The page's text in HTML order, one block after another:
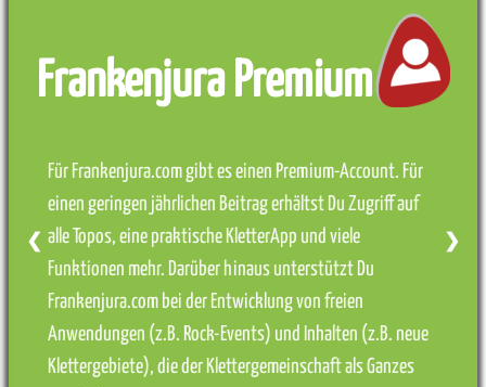
Frankenjura Premium
Für Frankenjura.com gibt es einen Premium-Account. Für
einen geringen jährlichen Beitrag erhältst Du Zugriff auf
alle Topos, eine praktische KletterApp und viele
Funktionen mehr. Darüber hinaus unterstützt Du
Frankenjura.com bei der Entwicklung von freien
Anwendungen (z.B. Rock-Events) und Inhalten (z.B. neue
Klettergebiete), die der Klettergemeinschaft als Ganzes
❮ ❯